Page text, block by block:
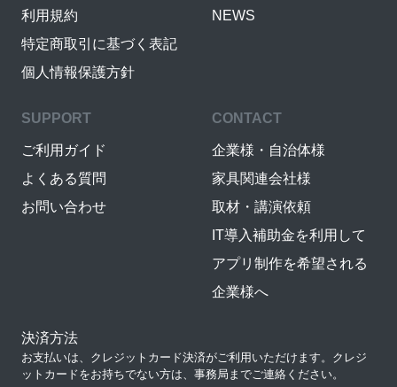
利用規約
特定商取引に基づく表記
個人情報保護方針
NEWS
SUPPORT
ご利用ガイド
よくある質問
お問い合わせ
CONTACT
企業様・自治体様
家具関連会社様
取材・講演依頼
IT導入補助金を利用して
アプリ制作を希望される
企業様へ
決済方法
お支払いは、クレジットカード決済がご利用いただけます。クレジ
ットカードをお持ちでない方は、事務局までご連絡ください。